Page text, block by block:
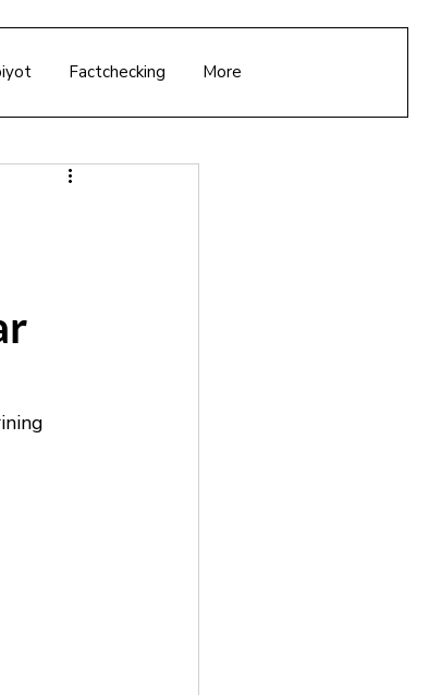
Factchecking More